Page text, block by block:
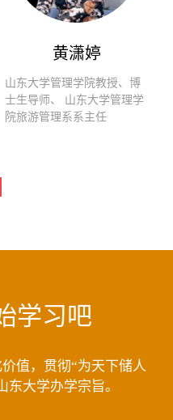
黄潇婷
山东大学管理学院教授、博
士生导师、 山东大学管理学
院旅游管理系系主任
学习吧
值，贯彻“为天下储人
东大学办学宗旨。